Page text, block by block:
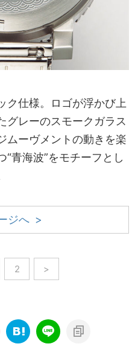
仕様。ロゴが浮かび上
グレーのスモークガラス
ムーヴメントの動きを楽
“青海波”をモチーフとし
ジへ >
2 >